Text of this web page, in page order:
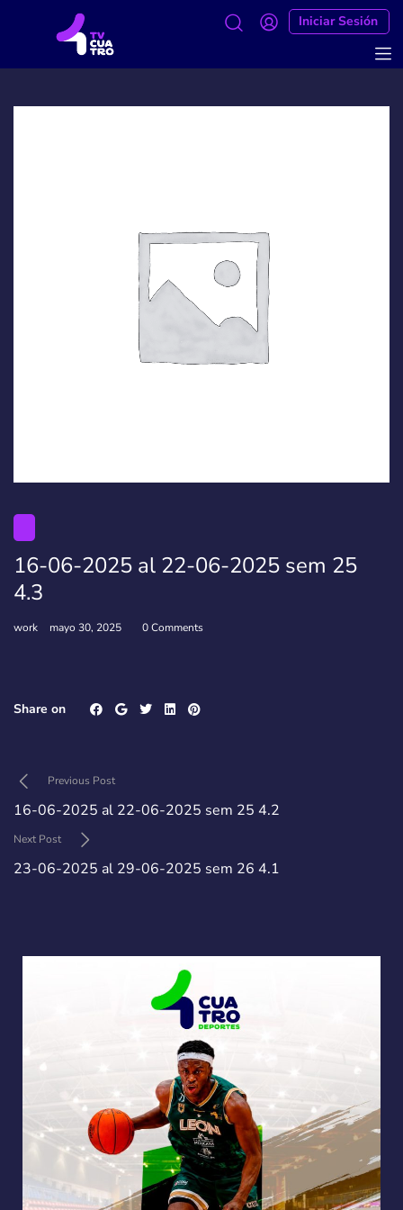
Iniciar Sesión
16-06-2025 al 22-06-2025 sem 25
4.3
work mayo 30, 2025 0 Comments
Share on
Previous Post
16-06-2025 al 22-06-2025 sem 25 4.2
Next Post
23-06-2025 al 29-06-2025 sem 26 4.1